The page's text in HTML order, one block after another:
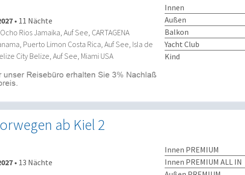
• 11 Nächte
Rios Jamaika, Auf See, CARTAGENA
Puerto Limon Costa Rica, Auf See, Isla de
City Belize, Auf See, Miami USA
Innen
Außen
Balkon
Yacht Club
Kind
ab Kiel 2
• 13 Nächte
Innen PREMIUM
Innen PREMIUM ALL IN